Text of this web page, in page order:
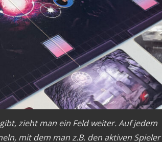
zieht man ein Feld weiter. Auf jedem
mit dem man z.B. den aktiven Spieler